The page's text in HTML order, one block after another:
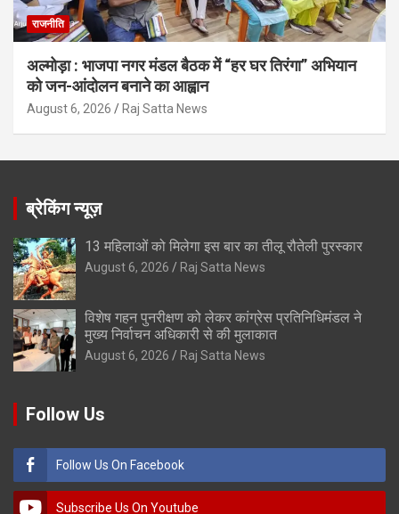
राजनीति
अल्मोड़ा : भाजपा नगर मंडल बैठक में “हर घर तिरंगा” अभियान
को जन-आंदोलन बनाने का आह्वान
August 6, 2026 Raj Satta News
ब्रेकिंग न्यूज़
13 महिलाओं को मिलेगा इस बार का तीलू रौतेली पुरस्कार
August 6, 2026 Raj Satta News
विशेष गहन पुनरीक्षण को लेकर कांग्रेस प्रतिनिधिमंडल ने
मुख्य निर्वाचन अधिकारी से की मुलाकात
August 6, 2026 Raj Satta News
Follow Us
Follow Us On Facebook
Subscribe Us On Youtube